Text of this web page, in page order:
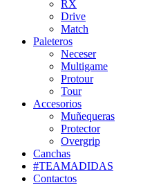
RX
Drive
Match
Paleteros
Neceser
Multigame
Protour
Tour
Accesorios
Muñequeras
Protector
Overgrip
Canchas
#TEAMADIDAS
Contactos